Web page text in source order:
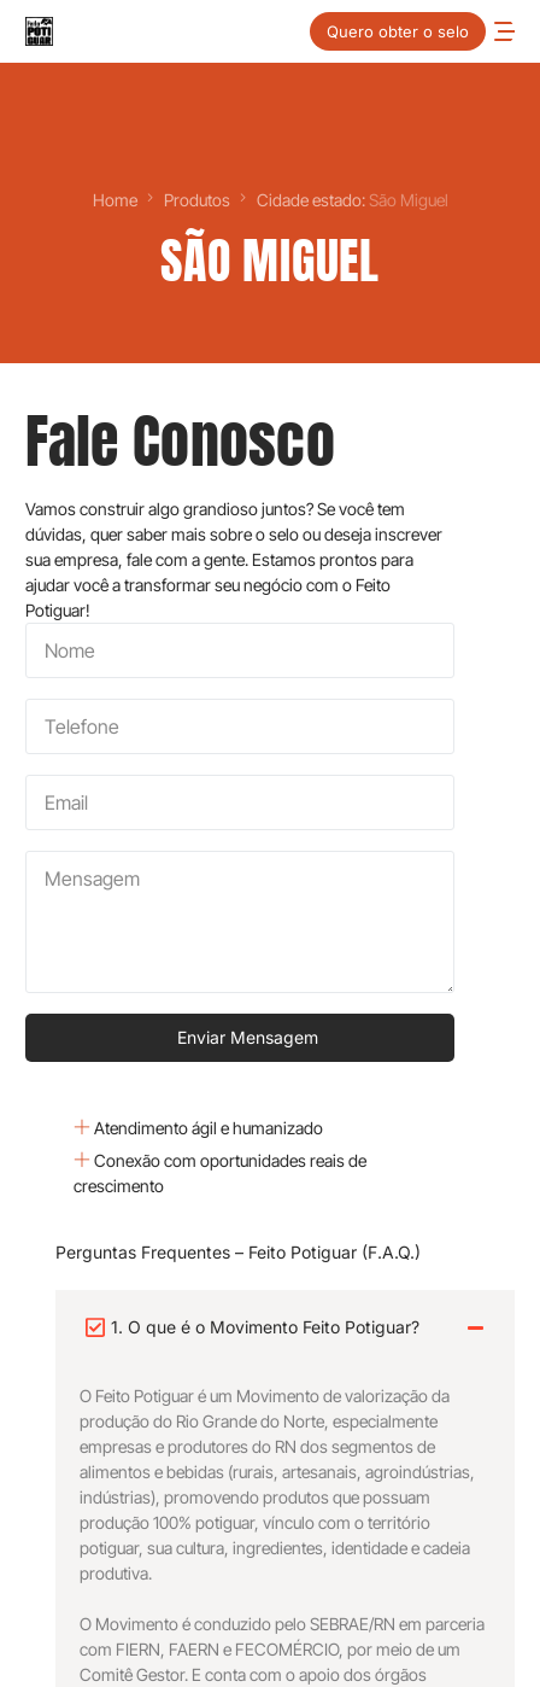
Quero obter o selo
Home Produtos Cidade estado: São Miguel
SÃO MIGUEL
Fale Conosco
Vamos construir algo grandioso juntos? Se você tem
dúvidas, quer saber mais sobre o selo ou deseja inscrever
sua empresa, fale com a gente. Estamos prontos para
ajudar você a transformar seu negócio com o Feito
Potiguar!
Enviar Mensagem
Atendimento ágil e humanizado
Conexão com oportunidades reais de
crescimento
Perguntas Frequentes – Feito Potiguar (F.A.Q.)
1. O que é o Movimento Feito Potiguar?
O Feito Potiguar é um Movimento de valorização da
produção do Rio Grande do Norte, especialmente
empresas e produtores do RN dos segmentos de
alimentos e bebidas (rurais, artesanais, agroindústrias,
indústrias), promovendo produtos que possuam
produção 100% potiguar, vínculo com o território
potiguar, sua cultura, ingredientes, identidade e cadeia
produtiva.
O Movimento é conduzido pelo SEBRAE/RN em parceria
com FIERN, FAERN e FECOMÉRCIO, por meio de um
Comitê Gestor. E conta com o apoio dos órgãos